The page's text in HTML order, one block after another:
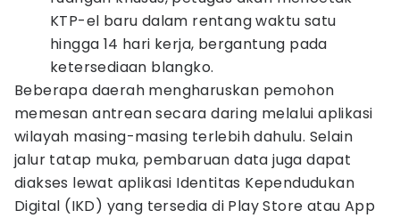
KTP-el baru dalam rentang waktu satu
hingga 14 hari kerja, bergantung pada
ketersediaan blangko.
Beberapa daerah mengharuskan pemohon
memesan antrean secara daring melalui aplikasi
wilayah masing-masing terlebih dahulu. Selain
jalur tatap muka, pembaruan data juga dapat
diakses lewat aplikasi Identitas Kependudukan
Digital (IKD) yang tersedia di Play Store atau App